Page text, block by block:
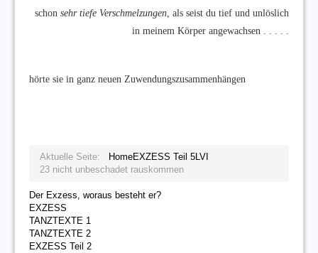
schon sehr tiefe Verschmelzungen , als seist du tief und unlöslich
in meinem Körper angewachsen . . . . .
hörte sie in ganz neuen Zuwendungszusammenhängen
Aktuelle Seite: HomeEXZESS Teil 5LVI
23 nicht unbeschadet rauskommen
Der Exzess, woraus besteht er?
EXZESS
TANZTEXTE 1
TANZTEXTE 2
EXZESS Teil 2